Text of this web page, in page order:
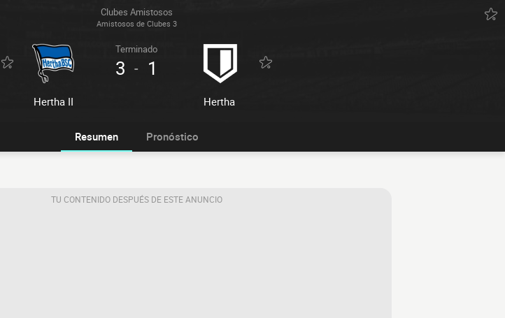
Clubes Amistosos
Amistosos de Clubes 3
Hertha II
Terminado
3 - 1
Hertha
Resumen Pronóstico
TU CONTENIDO DESPUÉS DE ESTE ANUNCIO